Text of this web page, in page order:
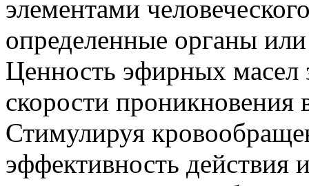
элементами
определенные органы
Ценность эфирных масел
скорости
Стимулируя
эффективность